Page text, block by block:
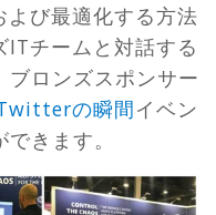
よび最適化する方法
ITチームと対話する
ロンズスポンサー
の瞬間イベン
きます。